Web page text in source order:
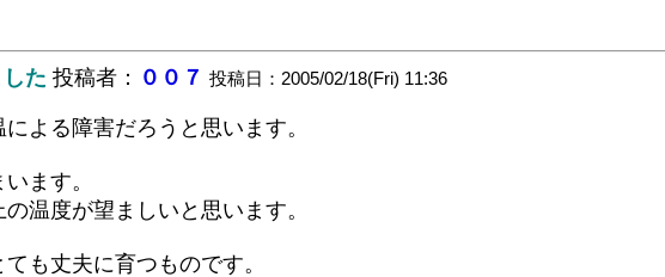
た 投稿者： ００７ 投稿日：2005/02/18(Fri) 11:36
よる障害だろうと思います。
ます。
温度が望ましいと思います。
も丈夫に育つものです。